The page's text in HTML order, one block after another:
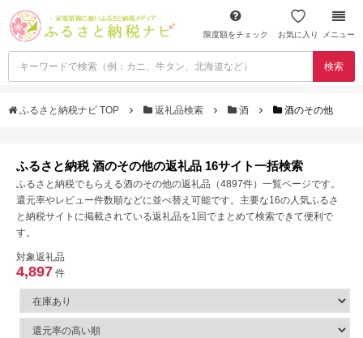
限度額をチェック お気に入り メニュー
検索
ふるさと納税ナビ TOP 返礼品検索 酒 酒のその他
ふるさと納税 酒のその他の返礼品 16サイト一括検索
ふるさと納税でもらえる酒のその他の返礼品（4897件）一覧ページです。
還元率やレビュー件数順などに並べ替え可能です。主要な16の人気ふるさ
と納税サイトに掲載されている返礼品を1回でまとめて検索できて便利で
す。
対象返礼品
4,897 件